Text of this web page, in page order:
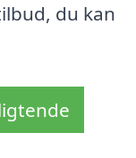
du kan